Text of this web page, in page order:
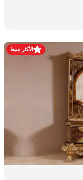
الأكثر مبيعا